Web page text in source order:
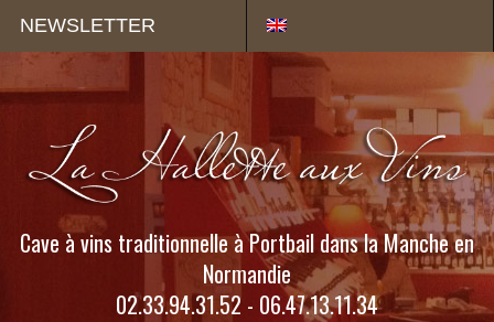
NEWSLETTER
Cave à vins traditionnelle à Portbail dans la Manche en
Normandie
02.33.94.31.52 - 06.47.13.11.34
Panneau de gestion des cookies